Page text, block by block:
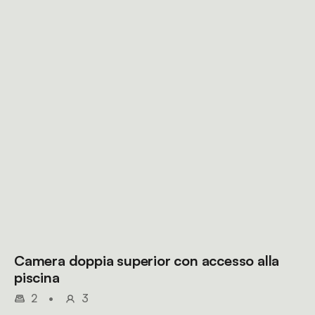
Camera doppia superior con accesso alla
piscina
2 • 3